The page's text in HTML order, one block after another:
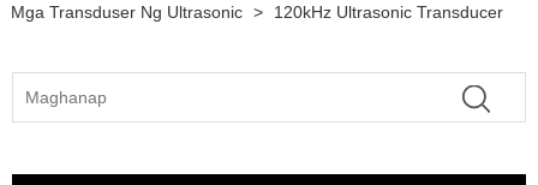
Mga Transduser Ng Ultrasonic > 120kHz Ultrasonic Transducer